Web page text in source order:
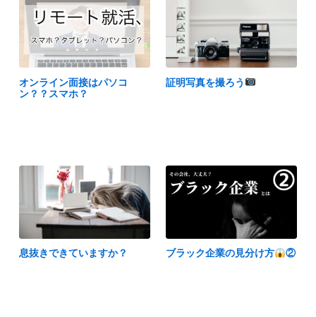
オンライン面接はパソコ
ン？？スマホ？
証明写真を撮ろう
息抜きできていますか？ ブラック企業の見分け方 ②